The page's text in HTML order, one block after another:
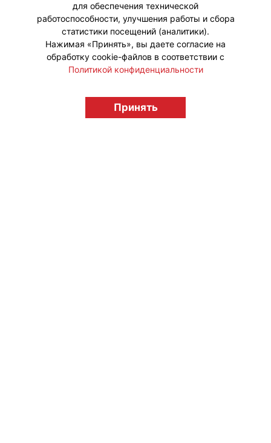
#ПродвижениеБренда #Премии
licensingrussia.ru, 2009-2026 12+
для обеспечения технической
работоспособности, улучшения работы и сбора
статистики посещений (аналитики).
Нажимая «Принять», вы даете согласие на
обработку cookie-файлов в соответствии с
Политикой конфиденциальности
Принять